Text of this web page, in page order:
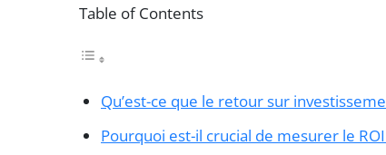
Table of Contents
Qu’est-ce que le retour sur
Pourquoi est-il crucial de mesurer le